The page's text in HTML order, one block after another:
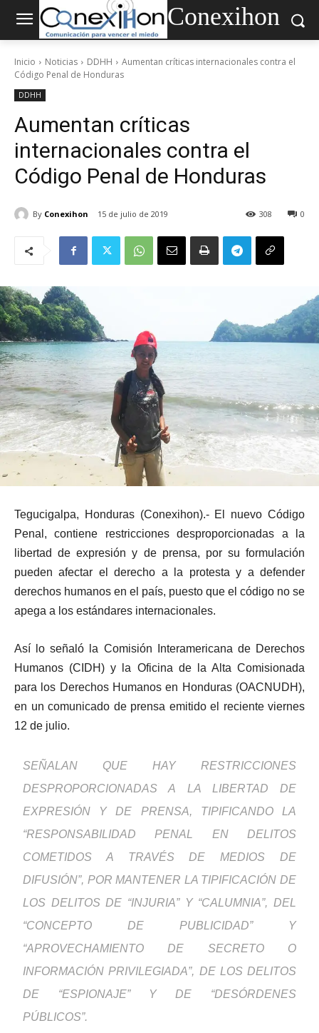
Conexihon
Inicio Noticias DDHH
Aumentan críticas internacionales contra el
Código Penal de Honduras
DDHH
Aumentan críticas
internacionales contra el
Código Penal de Honduras
By Conexihon 15 de julio de 2019 0
308
Tegucigalpa, Honduras (Conexihon).- El nuevo Código
Penal, contiene restricciones desproporcionadas a la
libertad de expresión y de prensa, por su formulación
pueden afectar el derecho a la protesta y a defender
derechos humanos en el país, puesto que el código no se
apega a los estándares internacionales.
Así lo señaló la Comisión Interamericana de Derechos
Humanos (CIDH) y la Oficina de la Alta Comisionada
para los Derechos Humanos en Honduras (OACNUDH),
en un comunicado de prensa emitido el reciente viernes
12 de julio.
SEÑALAN QUE HAY RESTRICCIONES
DESPROPORCIONADAS A LA LIBERTAD DE
EXPRESIÓN Y DE PRENSA, TIPIFICANDO LA
“RESPONSABILIDAD PENAL EN DELITOS
COMETIDOS A TRAVÉS DE MEDIOS DE
DIFUSIÓN”, POR MANTENER LA TIPIFICACIÓN DE
LOS DELITOS DE “INJURIA” Y “CALUMNIA”, DEL
“CONCEPTO DE PUBLICIDAD” Y
“APROVECHAMIENTO DE SECRETO O
INFORMACIÓN PRIVILEGIADA”, DE LOS DELITOS
DE “ESPIONAJE” Y DE “DESÓRDENES
PÚBLICOS”.